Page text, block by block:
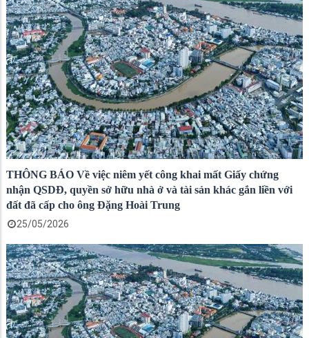
THÔNG BÁO Về việc niêm yết công khai mất Giấy chứng
nhận QSDĐ, quyền sở hữu nhà ở và tài sản khác gắn liền với
đất đã cấp cho ông Đặng Hoài Trung
25/05/2026